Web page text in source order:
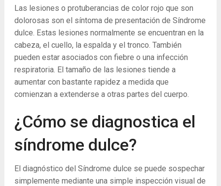
Las lesiones o protuberancias de color rojo que son
dolorosas son el síntoma de presentación de Síndrome
dulce. Estas lesiones normalmente se encuentran en la
cabeza, el cuello, la espalda y el tronco. También
pueden estar asociados con fiebre o una infección
respiratoria. El tamaño de las lesiones tiende a
aumentar con bastante rapidez a medida que
comienzan a extenderse a otras partes del cuerpo.
¿Cómo se diagnostica el
síndrome dulce?
El diagnóstico del Síndrome dulce se puede sospechar
simplemente mediante una simple inspección visual de